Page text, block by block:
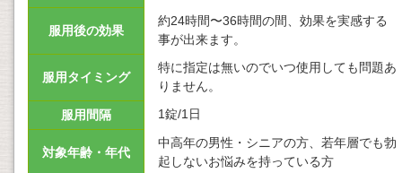
服用後の効果
約24時間〜36時間の間、効果を実感する
事が出来ます。
服用タイミング
特に指定は無いのでいつ使用しても問題あ
りません。
服用間隔
1錠/1日
対象年齢・年代
中高年の男性・シニアの方、若年層でも勃
起しないお悩みを持っている方